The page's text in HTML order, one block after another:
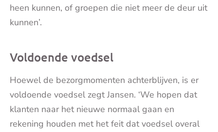
heen kunnen, of groepen die niet meer de deur uit
kunnen’.
Voldoende voedsel
Hoewel de bezorgmomenten achterblijven, is er
voldoende voedsel zegt Jansen. ‘We hopen dat
klanten naar het nieuwe normaal gaan en
rekening houden met het feit dat voedsel overal